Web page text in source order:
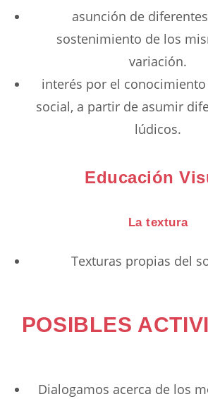
asunción de
sostenimiento de los
variación.
interés por el
social, a partir de asumir
lúdicos.
Educación
La textura
Texturas propias del
POSIBLES
Dialogamos acerca de los